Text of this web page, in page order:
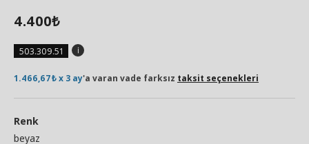
4.400₺
503.309.51
1.466,67₺ x 3 ay'a varan vade farksız taksit seçenekleri
Renk
beyaz